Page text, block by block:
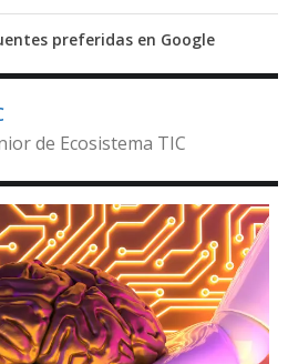
preferidas en Google
de Ecosistema TIC